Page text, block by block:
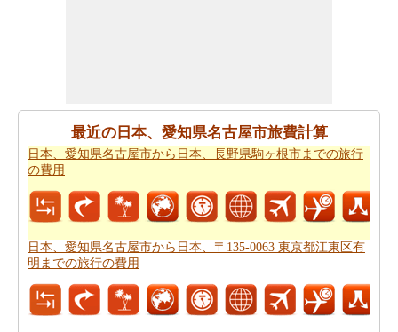
日本、愛知県名古屋市から日本、広島県尾道市ま
での飛行時間を得ることができます。
可能性を知りたいことを決定した場合、あなたの日本、
愛知県名古屋市から日本、広島県尾道市までの道路ルー
トプランを計画し、あなたのルートプランナーを使用す
ることができます。
最近の日本、愛知県名古屋市旅費計算
日本、愛知県名古屋市から日本、長野県駒ヶ根市までの旅行
の費用
日本、愛知県名古屋市から日本、〒135-0063 東京都江東区有
明までの旅行の費用